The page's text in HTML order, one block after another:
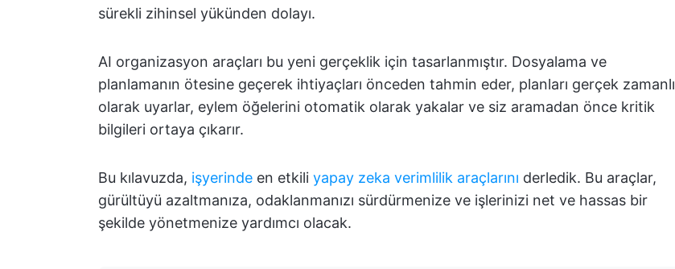
sürekli zihinsel yükünden dolayı.
AI organizasyon araçları bu yeni gerçeklik için tasarlanmıştır. Dosyalama ve
planlamanın ötesine geçerek ihtiyaçları önceden tahmin eder, planları gerçek zamanlı
olarak uyarlar, eylem öğelerini otomatik olarak yakalar ve siz aramadan önce kritik
bilgileri ortaya çıkarır.
Bu kılavuzda, işyerinde en etkili yapay zeka verimlilik araçlarını derledik. Bu araçlar,
gürültüyü azaltmanıza, odaklanmanızı sürdürmenize ve işlerinizi net ve hassas bir
şekilde yönetmenize yardımcı olacak.